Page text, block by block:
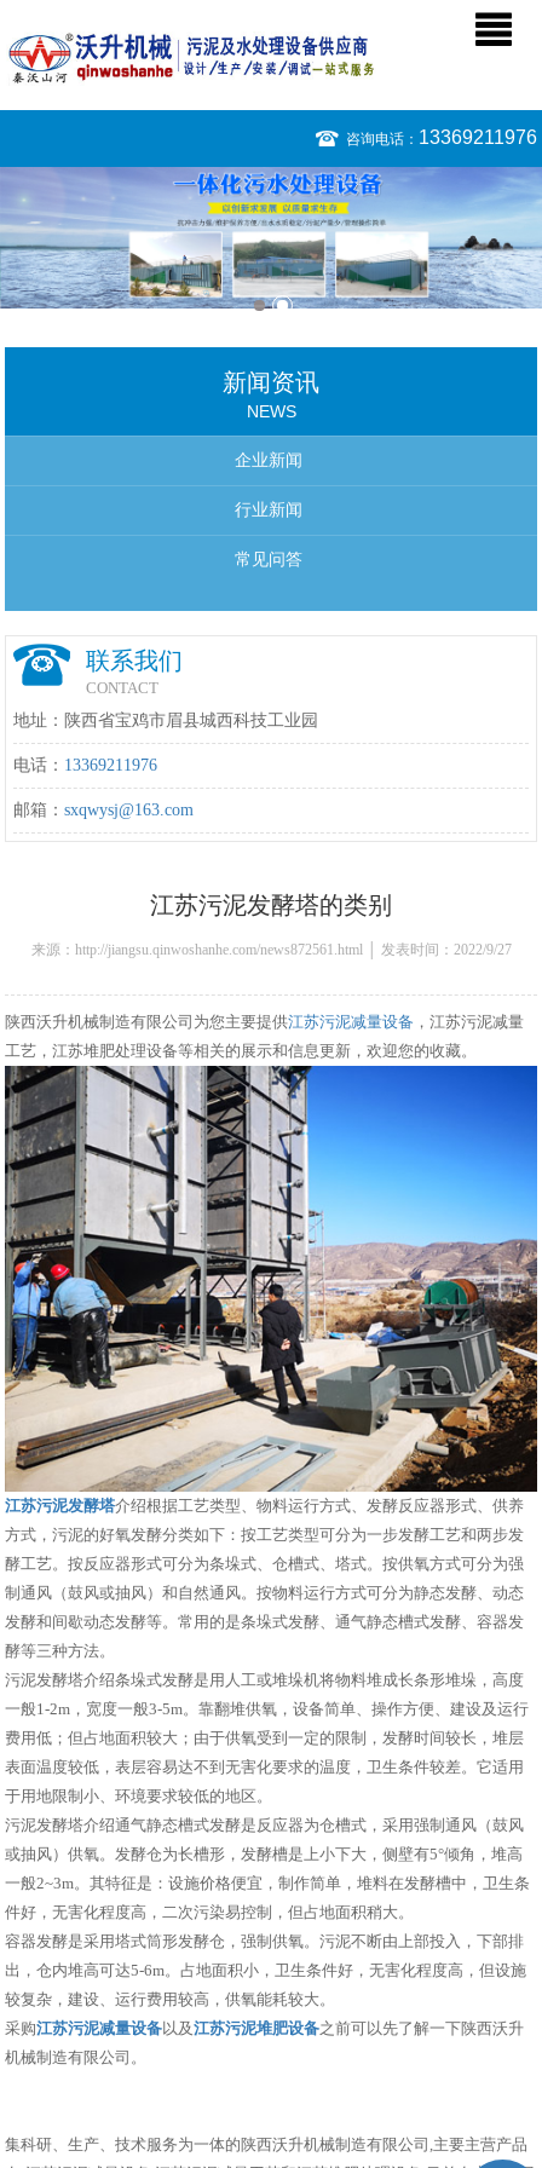
咨询电话： 13369211976
新闻资讯
NEWS
企业新闻
行业新闻
常见问答
联系我们
CONTACT
地址：陕西省宝鸡市眉县城西科技工业园
电话： 13369211976
邮箱：sxqwysj@163.com
江苏污泥发酵塔的类别
来源：http://jiangsu.qinwoshanhe.com/news872561.html │ 发表时间：2022/9/27
陕西沃升机械制造有限公司为您主要提供江苏污泥减量设备 ，江苏污泥减量
工艺，江苏堆肥处理设备等相关的展示和信息更新，欢迎您的收藏。
江苏污泥发酵塔介绍根据工艺类型、物料运行方式、发酵反应器形式、供养
方式，污泥的好氧发酵分类如下：按工艺类型可分为一步发酵工艺和两步发
酵工艺。按反应器形式可分为条垛式、仓槽式、塔式。按供氧方式可分为强
制通风（鼓风或抽风）和自然通风。按物料运行方式可分为静态发酵、动态
发酵和间歇动态发酵等。常用的是条垛式发酵、通气静态槽式发酵、容器发
酵等三种方法。
污泥发酵塔介绍条垛式发酵是用人工或堆垛机将物料堆成长条形堆垛，高度
一般1-2m，宽度一般3-5m。靠翻堆供氧，设备简单、操作方便、建设及运行
费用低；但占地面积较大；由于供氧受到一定的限制，发酵时间较长，堆层
表面温度较低，表层容易达不到无害化要求的温度，卫生条件较差。它适用
于用地限制小、环境要求较低的地区。
污泥发酵塔介绍通气静态槽式发酵是反应器为仓槽式，采用强制通风（鼓风
或抽风）供氧。发酵仓为长槽形，发酵槽是上小下大，侧壁有5°倾角，堆高
一般2~3m。其特征是：设施价格便宜，制作简单，堆料在发酵槽中，卫生条
件好，无害化程度高，二次污染易控制，但占地面积稍大。
容器发酵是采用塔式筒形发酵仓，强制供氧。污泥不断由上部投入，下部排
出，仓内堆高可达5-6m。占地面积小，卫生条件好，无害化程度高，但设施
较复杂，建设、运行费用较高，供氧能耗较大。
采购江苏污泥减量设备以及江苏污泥堆肥设备之前可以先了解一下陕西沃升
机械制造有限公司。
集科研、生产、技术服务为一体的陕西沃升机械制造有限公司,主要主营产品